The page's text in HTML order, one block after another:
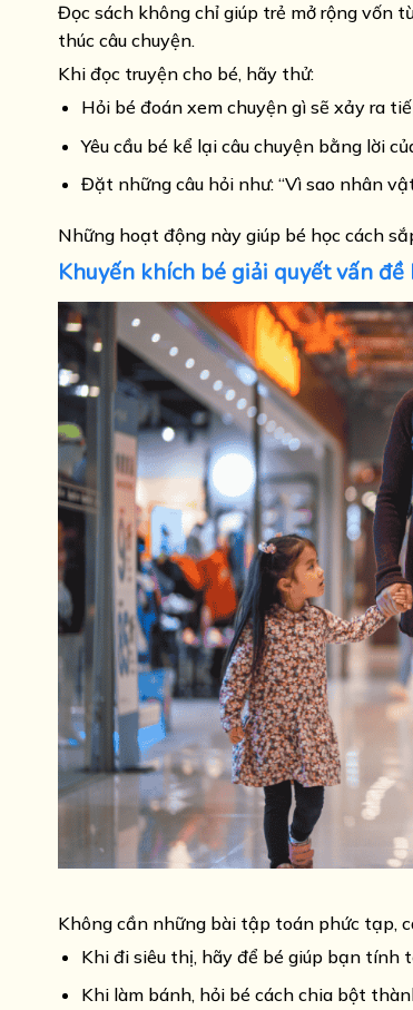
Đọc sách không chỉ giúp trẻ mở rộng vốn
thúc câu chuyện.
Khi đọc truyện cho bé, hãy thử:
Hỏi bé đoán xem chuyện gì sẽ xảy ra
Yêu cầu bé kể lại câu chuyện bằng lời
Đặt những câu hỏi như: “Vì sao nhân
Những hoạt động này giúp bé học cách
Khuyến khích bé giải quyết vấn đề
Không cần những bài tập toán phức tạp,
Khi đi siêu thị, hãy để bé giúp bạn tính
Khi làm bánh, hỏi bé cách chia bột